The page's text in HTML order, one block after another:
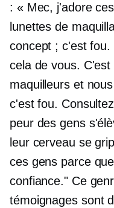
: « Mec, j'adore
lunettes de
concept ; c'est fou.
cela de vous.
maquilleurs et
c'est fou.
peur des gens
leur cerveau se
ces gens parce
confiance." Ce
témoignages sont